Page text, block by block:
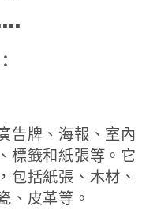
告牌、海報、室內
標籤和紙張等。它
包括紙張、木材、
、皮革等。